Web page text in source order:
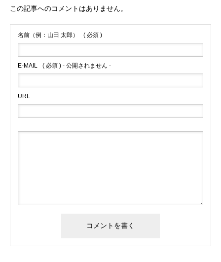
この記事へのコメントはありません。
名前（例：山田 太郎） ( 必須 )
E-MAIL ( 必須 ) - 公開されません -
URL